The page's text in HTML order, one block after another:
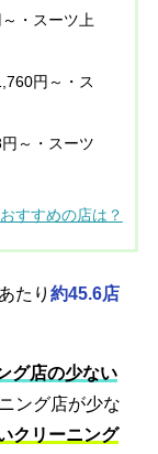
・スーツ上
円～・ス
～・スーツ
すすめの店は？
たり 約45.6店
グ店の少ない
ング店が少な
クリーニング